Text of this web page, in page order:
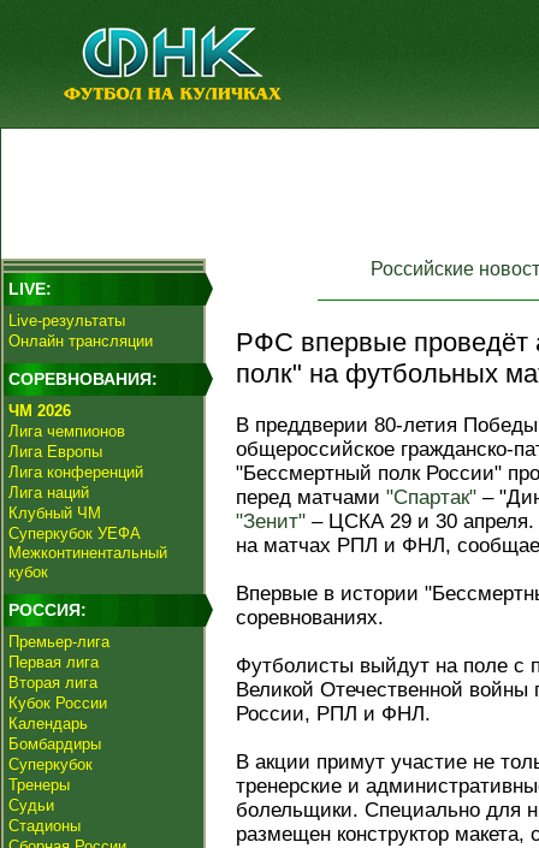
LIVE:
Live-результаты
Онлайн трансляции
СОРЕВНОВАНИЯ:
ЧМ 2026
Лига чемпионов
Лига Европы
Лига конференций
Лига наций
Клубный ЧМ
Суперкубок УЕФА
Межконтинентальный
кубок
РОССИЯ:
Премьер-лига
Первая лига
Вторая лига
Кубок России
Календарь
Бомбардиры
Суперкубок
Тренеры
Судьи
Стадионы
Российские
РФС впервые проведёт
полк" на футбольных
В преддверии 80-летия
общероссийское гражданско-
"Бессмертный полк России"
перед матчами "Спартак" –
"Зенит" – ЦСКА 29 и 30 апреля.
на матчах РПЛ и ФНЛ,
Впервые в истории
соревнованиях.
Футболисты выйдут на поле с
Великой Отечественной
России, РПЛ и ФНЛ.
В акции примут участие не
тренерские и
болельщики. Специально для
размещен конструктор